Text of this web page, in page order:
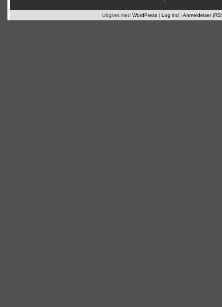
Udgivet med WordPress | Log ind | Anmeldelser